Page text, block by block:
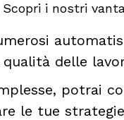
i nostri
delle
potrai
le tue strategie